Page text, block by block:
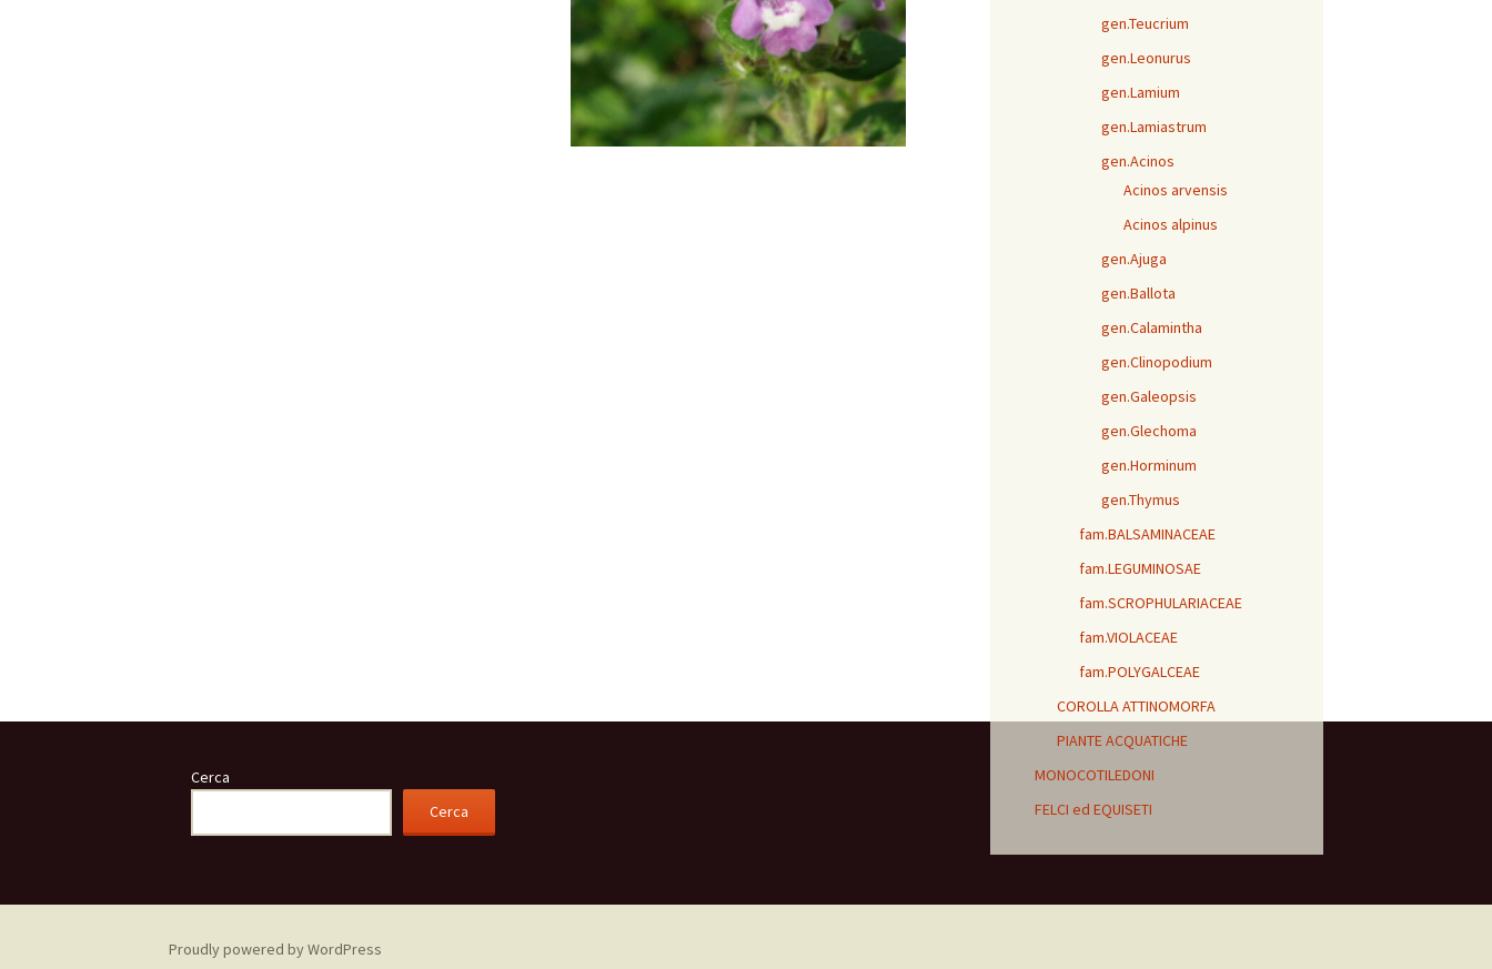
gen.Teucrium
gen.Leonurus
gen.Lamium
gen.Lamiastrum
gen.Acinos
Acinos arvensis
Acinos alpinus
gen.Ajuga
gen.Ballota
gen.Calamintha
gen.Clinopodium
gen.Galeopsis
gen.Glechoma
gen.Horminum
gen.Thymus
fam.BALSAMINACEAE
fam.LEGUMINOSAE
fam.SCROPHULARIACEAE
fam.VIOLACEAE
fam.POLYGALCEAE
COROLLA ATTINOMORFA
PIANTE ACQUATICHE
MONOCOTILEDONI
FELCI ed EQUISETI
Cerca
Cerca
Proudly powered by WordPress